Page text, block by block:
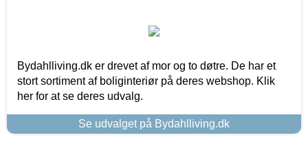
Bydahlliving.dk er drevet af mor og to døtre. De har et
stort sortiment af boliginteriør på deres webshop. Klik
her for at se deres udvalg.
Se udvalget på Bydahlliving.dk